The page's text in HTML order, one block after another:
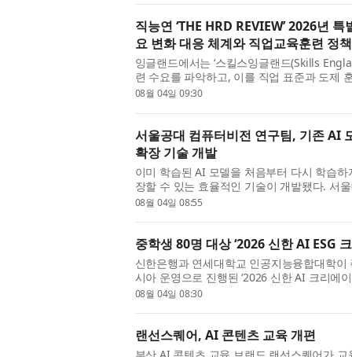
직능연 ‘THE HRD REVIEW’ 2026년
요 변화 대응 체계와 직업교육훈련 정
잉글랜드에서는 ‘스킬스잉글랜드(Skills
련 수요를 파악하고, 이를 직업 표준과 도제
체계에 연계하기 위한 정책적 노력을 강화하
08월 04일 09:30
서울공대 컴퓨터비전 연구팀, 기존 AI
확장 기술 개발
이미 학습된 AI 모델을 처음부터 다시 학습
장할 수 있는 효율적인 기술이 개발됐다. 서
한보형 교수 연구팀은 LG AI연구원과 공동
08월 04일 08:55
중학생 80명 대상 ‘2026 신한 AI ESG
신한은행과 연세대학교 인공지능융합대학
시아 운영으로 진행된 ‘2026 신한 AI 크리에
지 3일간 연세대학교 신촌캠퍼스에서 성황
08월 04일 08:30
랜선스퀘어, AI 콘텐츠 교육 개편